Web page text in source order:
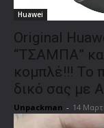
Huawei
Original
“ΤΣΑΜΠΑ”
κομπλέ!!! Το
δικό σας με
Unpackman - 14